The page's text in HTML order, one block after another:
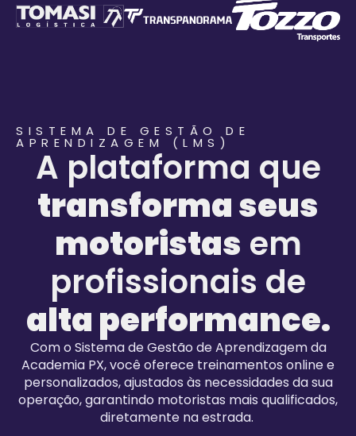
SISTEMA DE GESTÃO DE
APRENDIZAGEM (LMS)
A plataforma que
transforma seus
motoristas em
profissionais de
alta performance.
Com o Sistema de Gestão de Aprendizagemda
Academia PX, você oferece treinamentos online e
personalizados, ajustados às necessidades da sua
operação, garantindo motoristas mais qualificados,
diretamente na estrada.